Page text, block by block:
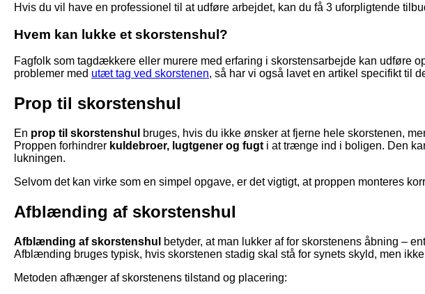
Hvis du vil have en professionel til at udføre arbejdet, kan du få 3 uforpligtende
Hvem kan lukke et skorstenshul?
Fagfolk som tagdækkere eller murere med erfaring i skorstensarbejde kan udføre
problemer med utæt tag ved skorstenen, så har vi også lavet en artikel specifikt til
Prop til skorstenshul
En prop til skorstenshul
bruges, hvis du ikke ønsker at fjerne hele skorstenen,
Proppen forhindrer kuldebroer, lugtgener og fugt i at trænge ind i boligen. Den
lukningen.
Selvom det kan virke som en simpel opgave, er det vigtigt, at proppen monteres
Afblænding af skorstenshul
Afblænding af skorstenshul
betyder, at man lukker af for skorstenens åbning –
Afblænding bruges typisk, hvis skorstenen stadig skal stå for synets skyld, men
Metoden afhænger af skorstenens tilstand og placering: